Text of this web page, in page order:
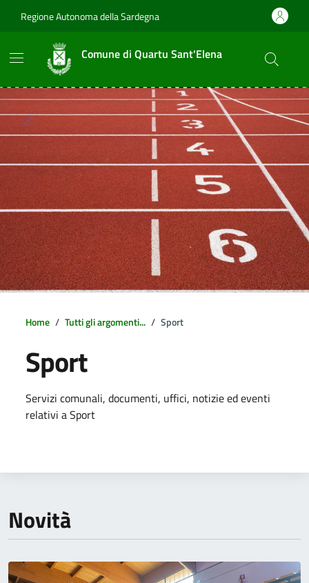
Regione Autonoma della Sardegna
Comune di Quartu Sant'Elena
Home Tutti gli argomenti... Sport
Sport
Dettagli della notizia
Servizi comunali, documenti, uffici, notizie ed eventi
relativi a Sport
Novità